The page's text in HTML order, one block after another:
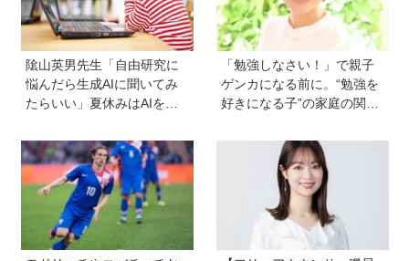
隂山英男先生「自由研究に
悩んだら生成AIに聞いてみ
たらいい」夏休みはAIを活
今しかできないことをして
ほしい
「勉強しなさい！」で親子
ゲンカになる前に。“勉強を
好きになる子”の家庭の関わ
永島瑠美先生に訊く》